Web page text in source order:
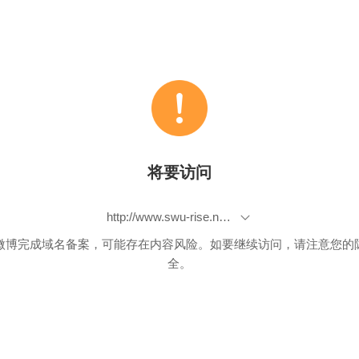
将要访问
http://www.swu-rise.net.cn/SETSS2017/
博完成域名备案，可能存在内容风险。如要继续访问，请注意您的
全。